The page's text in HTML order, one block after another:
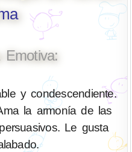
Emotiva:
y condescendiente.
la armonía de las
Le gusta